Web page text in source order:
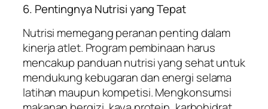
6. Pentingnya Nutrisi yang Tepat
Nutrisi memegang peranan penting dalam
kinerja atlet. Program pembinaan harus
mencakup panduan nutrisi yang sehat untuk
mendukung kebugaran dan energi selama
latihan maupun kompetisi. Mengkonsumsi